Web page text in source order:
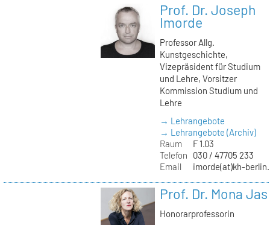
Prof. Dr. Joseph
Imorde
Professor Allg.
Kunstgeschichte,
Vizepräsident für Studium
und Lehre, Vorsitzer
Kommission Studium und
Lehre
→ Lehrangebote
→ Lehrangebote (Archiv)
Raum
F 1.03
Telefon
030 / 47705 233
Email
imorde(at)kh-
Prof. Dr. Mona Jas
Honorarprofessorin